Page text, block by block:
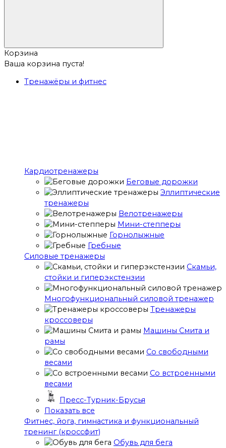
Корзина
Ваша корзина пуста!
Тренажёры и фитнес
Кардиотренажеры
Беговые дорожки
Эллиптические
тренажеры
Велотренажеры
Мини-степперы
Горнолыжные
Гребные
Cиловые тренажеры
Скамьи,
стойки и гиперэкстензии
Многофункциональный силовой тренажер
Тренажеры
кроссоверы
Машины Смита и
рамы
Со свободными
весами
Со встроенными
весами
Пресс-Турник-Брусья
Показать все
Фитнес, йога, гимнастика и функциональный
тренинг (кроссфит)
Обувь для бега